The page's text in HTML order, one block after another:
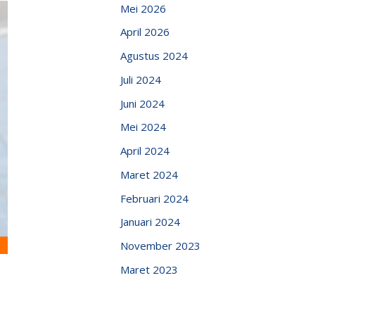
Mei 2026
April 2026
Agustus 2024
Juli 2024
Juni 2024
Mei 2024
April 2024
Maret 2024
Februari 2024
Januari 2024
November 2023
Maret 2023